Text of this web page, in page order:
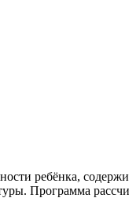
ребёнка,
Программа